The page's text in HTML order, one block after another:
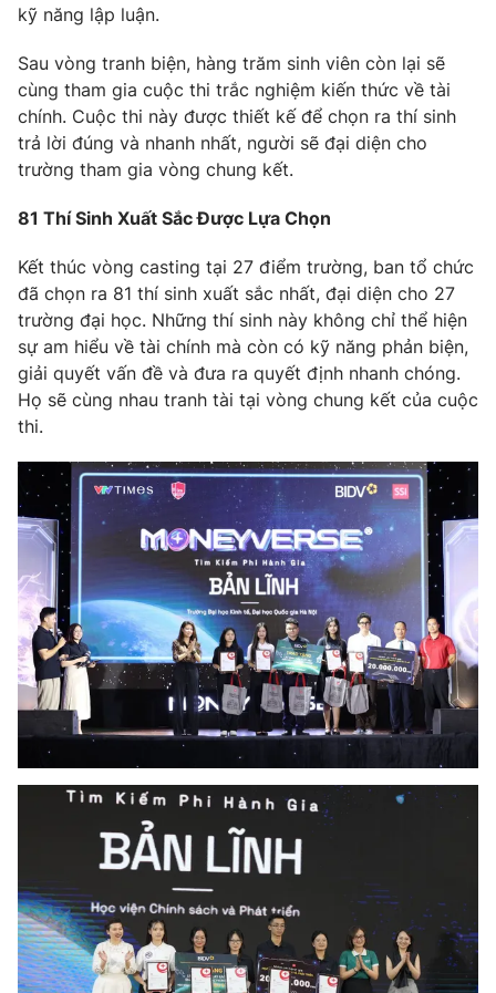
Ðiện thoại Thời báo VTV:
Liên hệ quảng cáo:024-7300.7108
® Cấm sao chép dưới mọi hình thức nếu không có sự chấp
thuận bằng văn bản. Ghi rõ nguồn VTV.vn khi phát hành lại
thông tin từ website này.
kỹ năng lập luận.
Sau vòng tranh biện, hàng trăm sinh viên còn lại sẽ
cùng tham gia cuộc thi trắc nghiệm kiến thức về tài
chính. Cuộc thi này được thiết kế để chọn ra thí sinh
trả lời đúng và nhanh nhất, người sẽ đại diện cho
trường tham gia vòng chung kết.
81 Thí Sinh Xuất Sắc Được Lựa Chọn
Kết thúc vòng casting tại 27 điểm trường, ban tổ chức
đã chọn ra 81 thí sinh xuất sắc nhất, đại diện cho 27
trường đại học. Những thí sinh này không chỉ thể hiện
sự am hiểu về tài chính mà còn có kỹ năng phản biện,
giải quyết vấn đề và đưa ra quyết định nhanh chóng.
Họ sẽ cùng nhau tranh tài tại vòng chung kết của cuộc
thi.